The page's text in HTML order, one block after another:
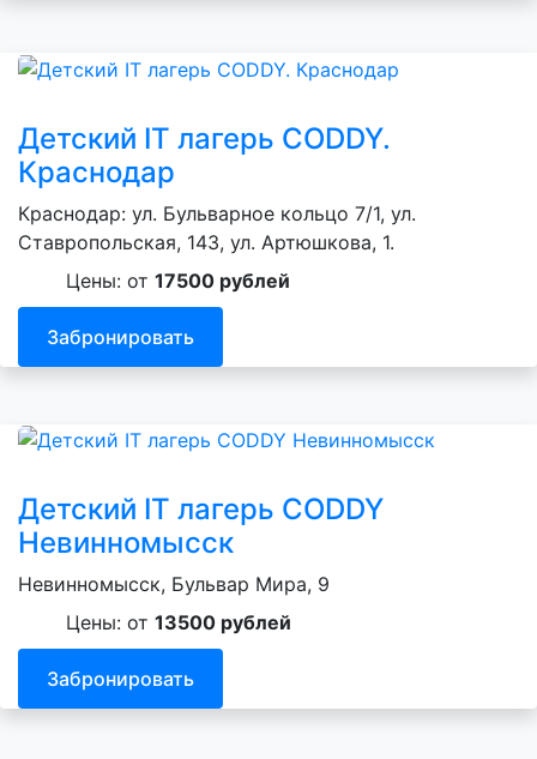
Детский IT лагерь CODDY.
Краснодар
Краснодар: ул. Бульварное кольцо 7/1, ул.
Ставропольская, 143, ул. Артюшкова, 1.
Цены: от 17500 рублей
Забронировать
Детский IT лагерь CODDY
Невинномысск
Невинномысск, Бульвар Мира, 9
Цены: от 13500 рублей
Забронировать